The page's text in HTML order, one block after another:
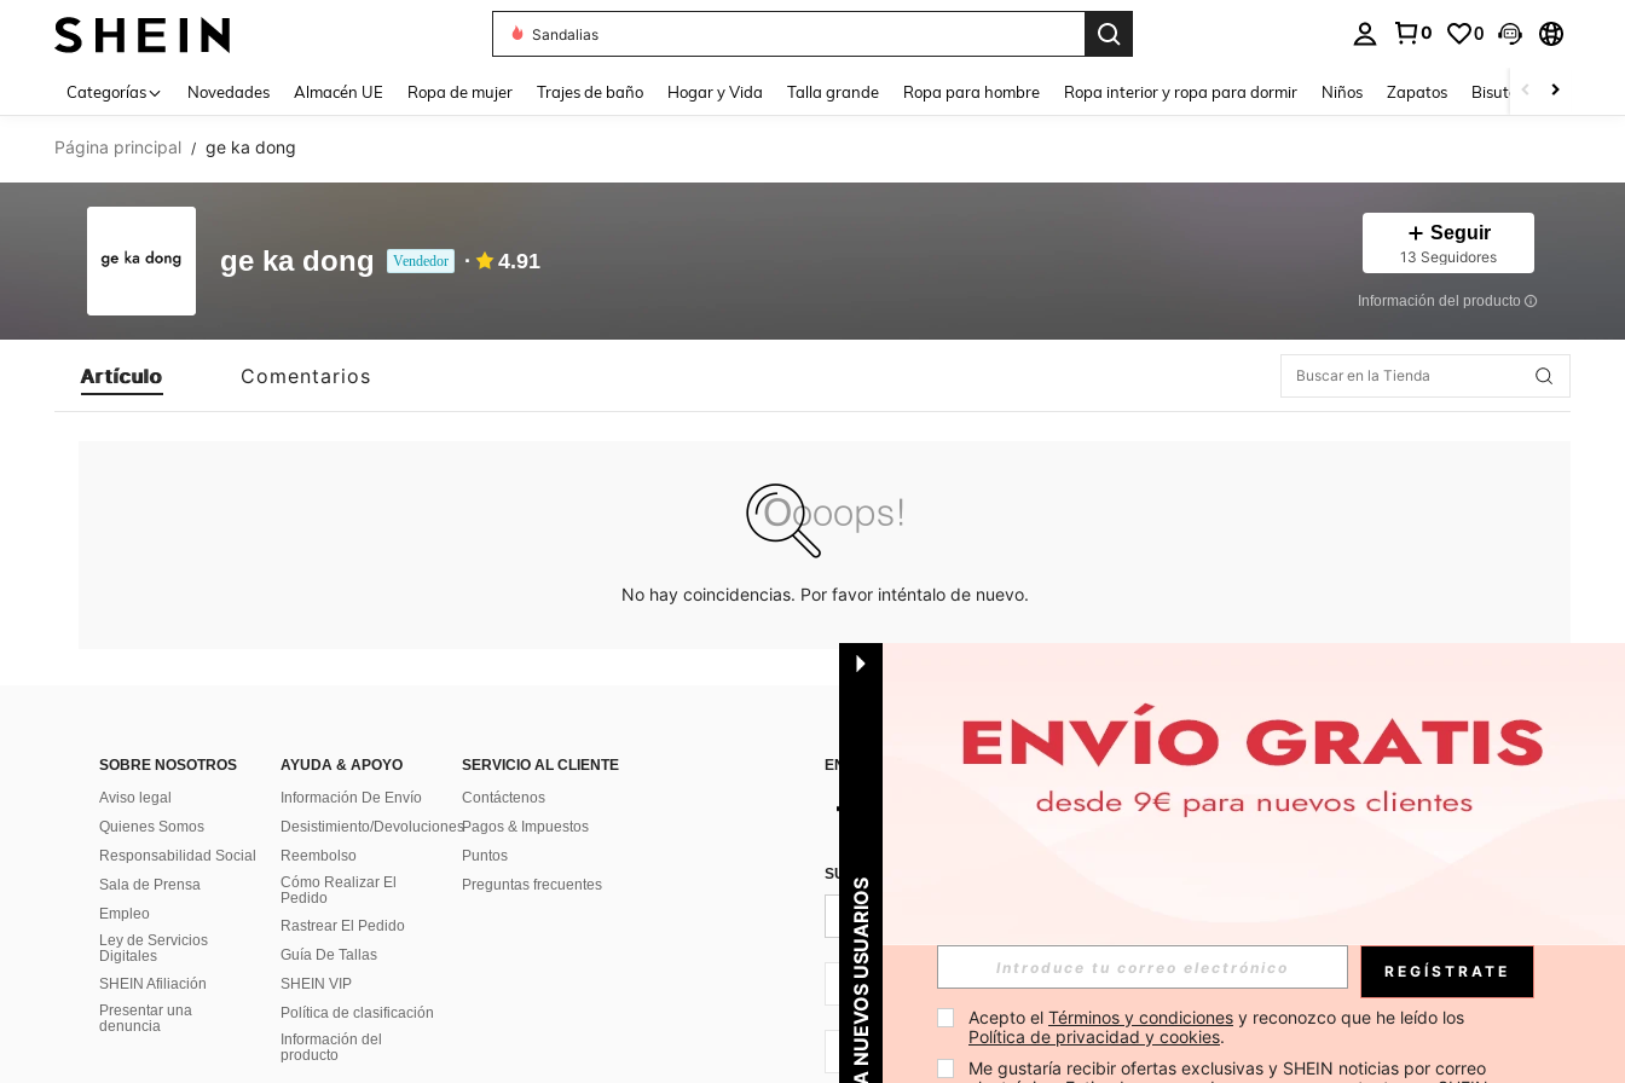
Sandalias
0 0
Categorías Novedades Almacén UE Ropa de mujer Trajes de baño Hogar y Vida Talla grande Ropa para hombre Ropa interior y ropa para dormir Niños Zapatos Bisutería Y
Página principal / ge ka dong
ge ka dong Vendedor 4.91
Seguir
13 Seguidores
Información del producto
Artículo Comentarios
No hay coincidencias. Por favor inténtalo de nuevo.
SOBRE NOSOTROS
Aviso legal
Quienes Somos
Responsabilidad Social
Sala de Prensa
Empleo
Ley de Servicios
Digitales
SHEIN Afiliación
Presentar una
denuncia
AYUDA & APOYO
Información De Envío
Desistimiento/Devoluciones
Reembolso
Cómo Realizar El
Pedido
Rastrear El Pedido
Guía De Tallas
SHEIN VIP
Política de clasificación
​Información del
producto
SERVICIO AL CLIENTE
Contáctenos
Pagos & Impuestos
Puntos
Preguntas frecuentes
ENCUÉNTRANOS EN APP
SUSCRÍBETE PARA RECIBIR OFERTAS EXCLUSIVAS, PROMOCIONES Y NOTICIAS DE SHEIN
ES + 34
ES + 34
PARA NUEVOS USUARIOS REGÍSTRATE
Acepto el Términos y condiciones y reconozco que he leído los
Política de privacidad y cookies.
Me gustaría recibir ofertas exclusivas y SHEIN noticias por correo